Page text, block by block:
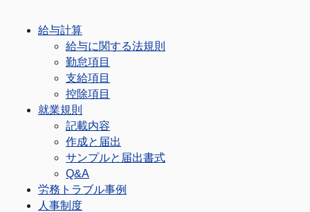
給与計算
給与に関する法規則
勤怠項目
支給項目
控除項目
就業規則
記載内容
作成と届出
サンプルと届出書式
Q&A
労務トラブル事例
人事制度